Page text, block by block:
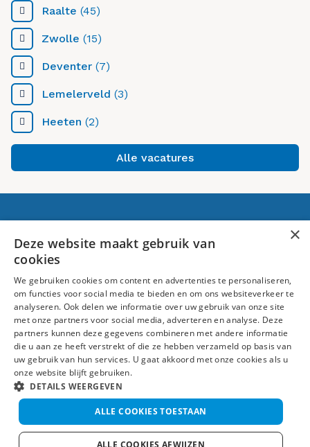
Raalte (45)
Zwolle (15)
Deventer (7)
Lemelerveld (3)
Heeten (2)
Alle vacatures
Banen in Raalte
Over ons
Volg ons
Algemene voorwaarden Disclaimer
×
Deze website maakt gebruik van
cookies
We gebruiken cookies om content en advertenties te personaliseren,
om functies voor social media te bieden en om ons websiteverkeer te
analyseren. Ook delen we informatie over uw gebruik van onze site
met onze partners voor social media, adverteren en analyse. Deze
partners kunnen deze gegevens combineren met andere informatie
die u aan ze heeft verstrekt of die ze hebben verzameld op basis van
uw gebruik van hun services. U gaat akkoord met onze cookies als u
onze website blijft gebruiken.
DETAILS WEERGEVEN
ALLE COOKIES TOESTAAN
ALLE COOKIES AFWIJZEN